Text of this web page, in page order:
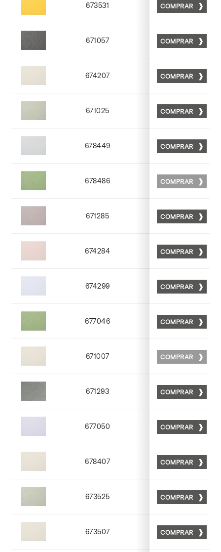
673531
Matt 31
COMPRAR
671057
Matt 57
COMPRAR
674207
Matt 07
COMPRAR
671025
Matt 25
COMPRAR
678449
Matt 49
COMPRAR
678486
Matt 86
COMPRAR
671285
Matt 85
COMPRAR
674284
Matt 84
COMPRAR
674299
Matt 99
COMPRAR
677046
Matt 46
COMPRAR
671007
Matt 07
COMPRAR
671293
Matt 93
COMPRAR
677050
Matt 50
COMPRAR
678407
Matt 07
COMPRAR
673525
Matt 25
COMPRAR
673507
Matt 07
COMPRAR